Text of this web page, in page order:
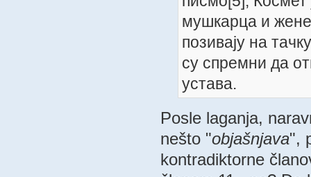
мушкарца и
позивају на
су спремни да
устава.
Posle laganja,
nešto "objašnjava",
kontradiktorne